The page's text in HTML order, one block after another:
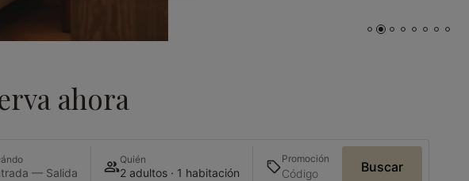
ahora
— Salida
Quién
2 adultos · 1 habitación
Promoción
Buscar